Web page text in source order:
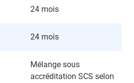
24 mois
24 mois
Mélange sous
accréditation SCS selon